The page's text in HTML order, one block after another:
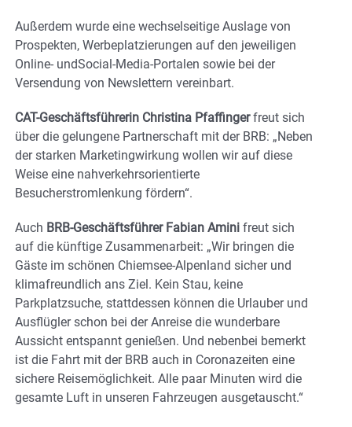
Außerdem wurde eine wechselseitige Auslage von
Prospekten, Werbeplatzierungen auf den jeweiligen
Online- undSocial-Media-Portalen sowie bei der
Versendung von Newslettern vereinbart.
CAT-Geschäftsführerin Christina Pfaffingerfreut sich
über die gelungene Partnerschaft mit der BRB: „Neben
der starken Marketingwirkung wollen wir auf diese
Weise eine nahverkehrsorientierte
Besucherstromlenkung fördern“.
Auch BRB-Geschäftsführer Fabian Amini freut sich
auf die künftige Zusammenarbeit: „Wir bringen die
Gäste im schönen Chiemsee-Alpenland sicher und
klimafreundlich ans Ziel. Kein Stau, keine
Parkplatzsuche, stattdessen können die Urlauber und
Ausflügler schon bei der Anreise die wunderbare
Aussicht entspannt genießen. Und nebenbei bemerkt
ist die Fahrt mit der BRB auch in Coronazeiten eine
sichere Reisemöglichkeit. Alle paar Minuten wird die
gesamte Luft in unseren Fahrzeugen ausgetauscht.“